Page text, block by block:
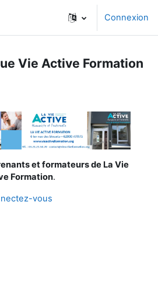
Connexion
Vie Active Formation
et formateurs de La Vie
Formation.
vous